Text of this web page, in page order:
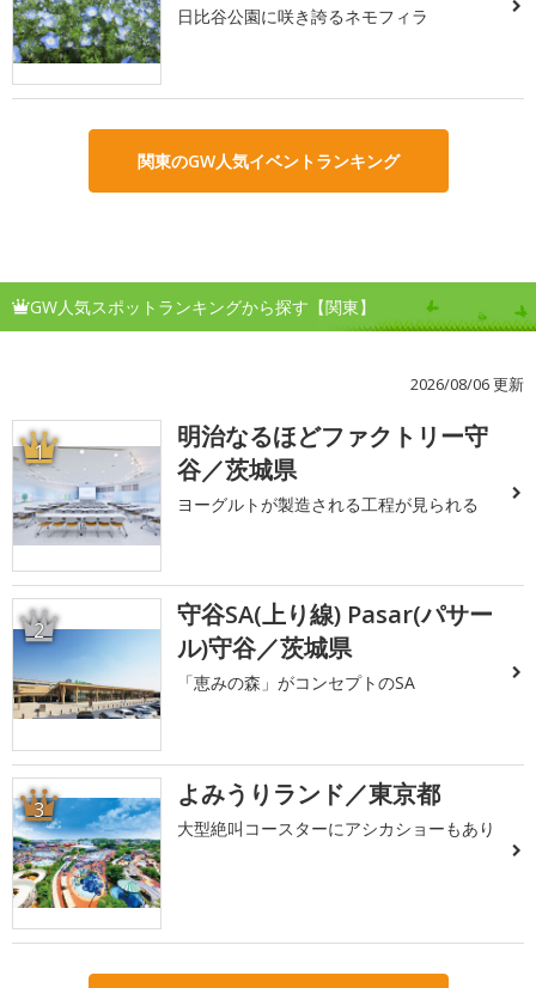
日比谷公園に咲き誇るネモフィラ
関東のGW人気イベントランキング
GW人気スポットランキングから探す【関東】
2026/08/06 更新
1
明治なるほどファクトリー守
谷／茨城県
ヨーグルトが製造される工程が見られる
2
守谷SA(上り線) Pasar(パサー
ル)守谷／茨城県
「恵みの森」がコンセプトのSA
3 よみうりランド／東京都
大型絶叫コースターにアシカショーもあり